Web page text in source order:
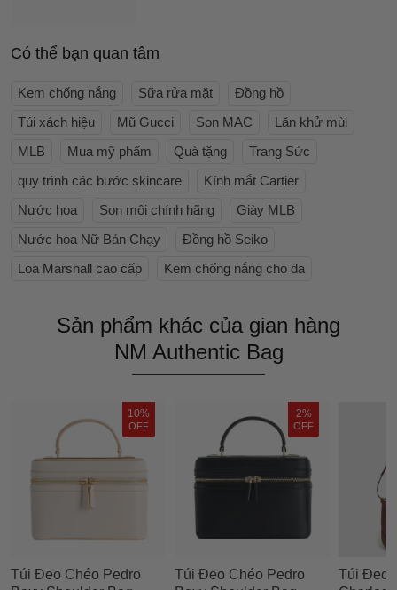
Có thể bạn quan tâm
Kem chống nắng Sữa rửa mặt
Đồng hồ
Túi xách hiệu
Mũ Gucci Son MAC
Lăn khử mùi
MLB
Mua mỹ phẩm Quà tặng
Trang Sức
quy trình các bước skincare
Kính mắt Cartier
Nước hoa
Son môi chính hãng
Giày MLB
Nước hoa Nữ Bán Chạy
Đồng hồ Seiko
Loa Marshall cao cấp
Kem chống nắng cho da
Sản phẩm khác của gian hàng
NM Authentic Bag
10%
OFF
Túi Đeo Chéo Pedro
2%
OFF
Túi Đeo Chéo Pedro
Túi Đeo